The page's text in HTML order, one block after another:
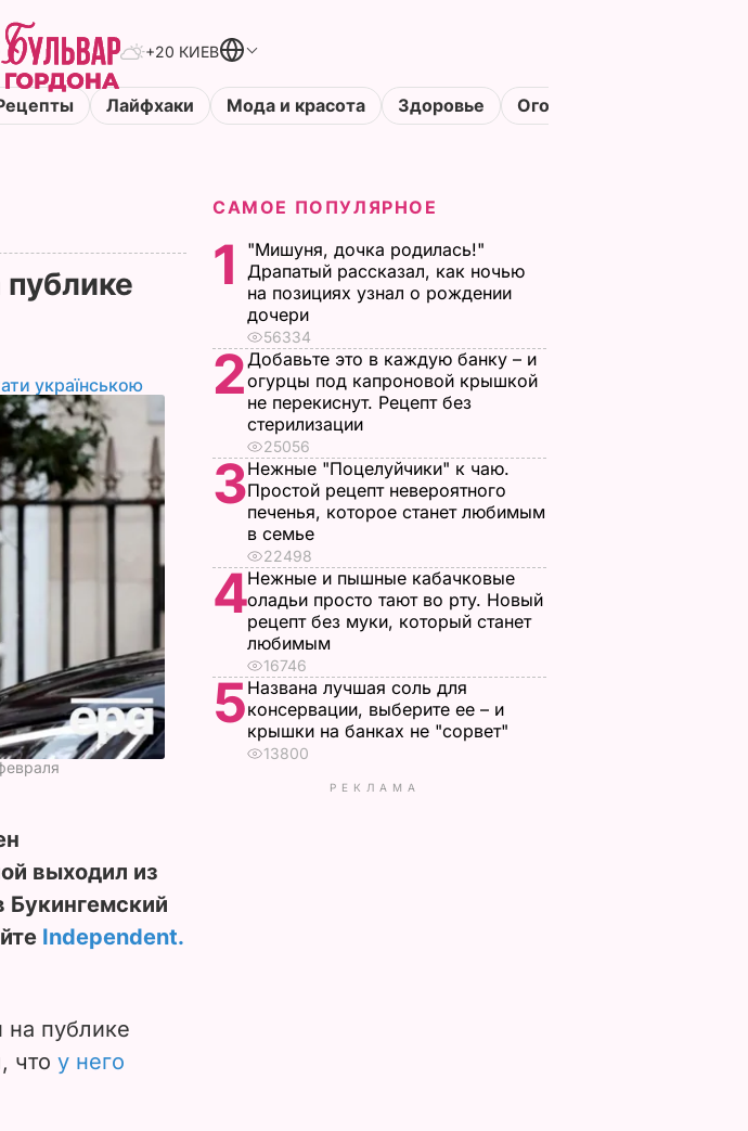
+20 КИЕВ
Лайфхаки Мода и красота Здоровье Огороды
українською
выходил из
Букингемский
Independent.
на публике
что у него
САМОЕ ПОПУЛЯРНОЕ
1
"Мишуня, дочка родилась!"
Драпатый рассказал, как ночью
на позициях узнал о рождении
дочери
56334
2Добавьте это в каждую банку – и
огурцы под капроновой крышкой
не перекиснут. Рецепт без
стерилизации
25056
3Нежные "Поцелуйчики" к чаю.
Простой рецепт невероятного
печенья, которое станет любимым
в семье
22498
4Нежные и пышные кабачковые
оладьи просто тают во рту. Новый
рецепт без муки, который станет
любимым
16746
5Названа лучшая соль для
консервации, выберите ее – и
крышки на банках не "сорвет"
13800
РЕКЛАМА